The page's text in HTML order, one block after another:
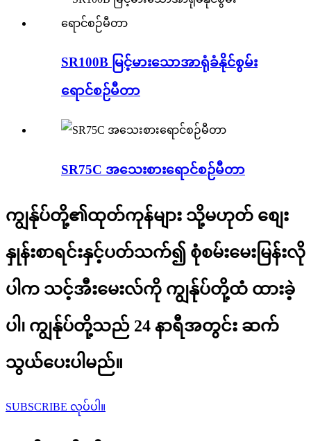
SR100B မြင့်မားသောအာရုံခံနိုင်စွမ်း
ရောင်စဉ်မီတာ
SR75C အသေးစားရောင်စဉ်မီတာ
ကျွန်ုပ်တို့၏ထုတ်ကုန်များ သို့မဟုတ် စျေး
နှုန်းစာရင်းနှင့်ပတ်သက်၍ စုံစမ်းမေးမြန်းလို
ပါက သင့်အီးမေးလ်ကို ကျွန်ုပ်တို့ထံ ထားခဲ့
ပါ၊ ကျွန်ုပ်တို့သည် 24 နာရီအတွင်း ဆက်
သွယ်ပေးပါမည်။
SUBSCRIBE လုပ်ပါ။